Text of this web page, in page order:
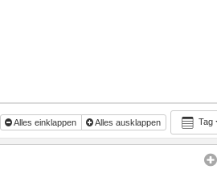
Tag
Alles einklappen Alles ausklappen